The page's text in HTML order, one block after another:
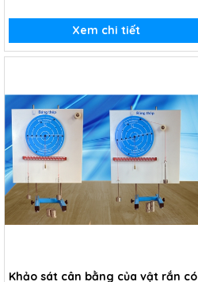
Xem chi tiết
Khảo sát cân bằng của vật rắn có